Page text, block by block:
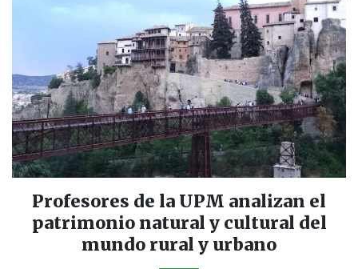
Profesores de la UPM analizan el
patrimonio natural y cultural del
mundo rural y urbano